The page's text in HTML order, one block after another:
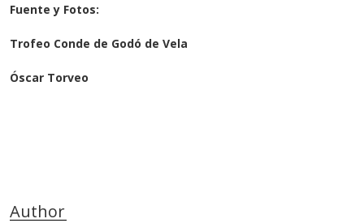
Fuente y Fotos:
Trofeo Conde de Godó de Vela
Óscar Torveo
Author